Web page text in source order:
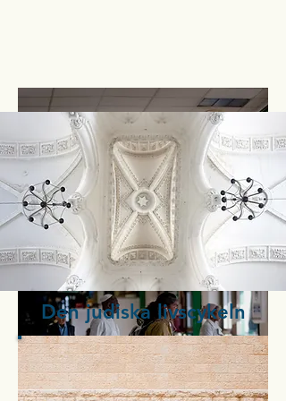
Den judiska livscykeln